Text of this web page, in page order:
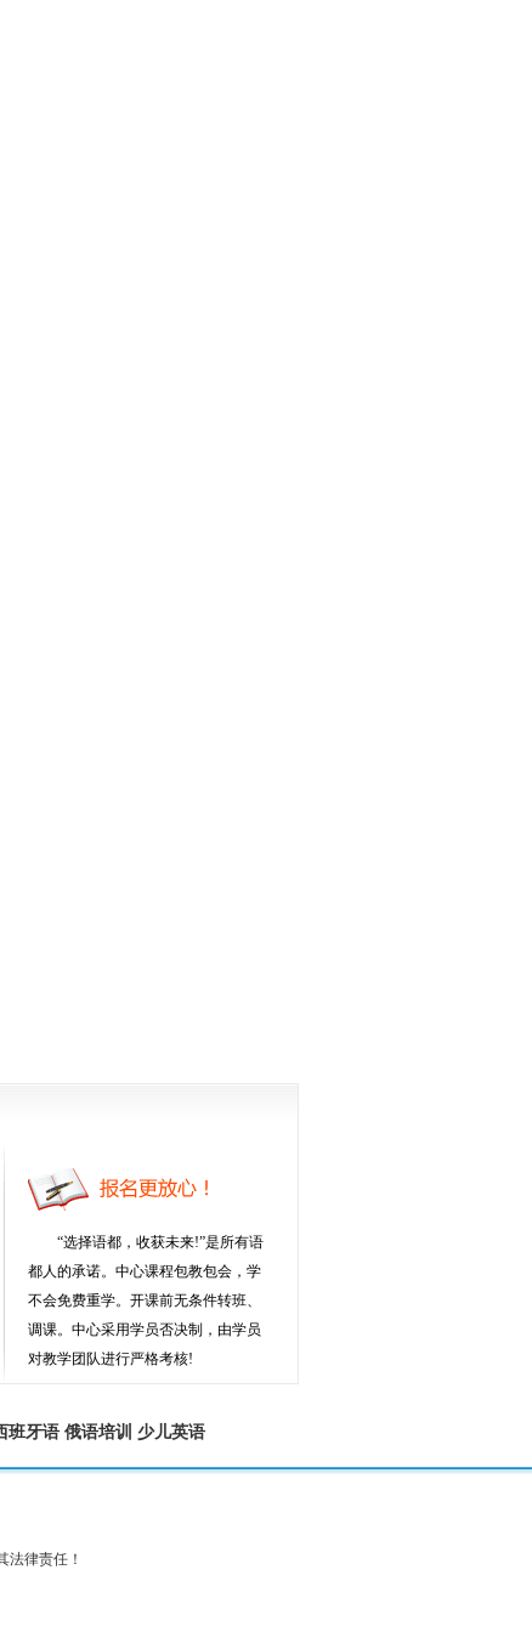
“选择语都，收获未来!”是所有语
都人的承诺。中心课程包教包会，学
不会免费重学。开课前无条件转班、
调课。中心采用学员否决制，由学员
对教学团队进行严格考核!
班牙语 俄语培训 少儿英语
法律责任！